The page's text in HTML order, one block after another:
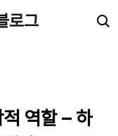
로그
역할 – 하